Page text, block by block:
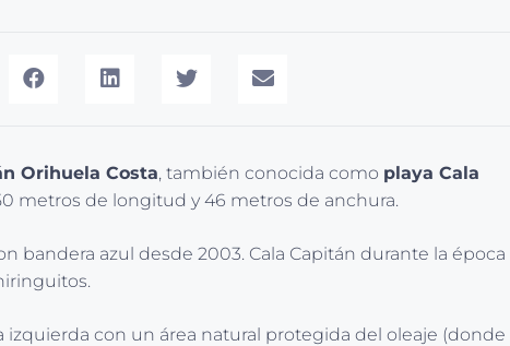
Orihuela Costa, también conocida como playa Cala
metros de longitud y 46 metros de anchura.
bandera azul desde 2003. Cala Capitán durante la época
izquierda con un área natural protegida del oleaje (donde